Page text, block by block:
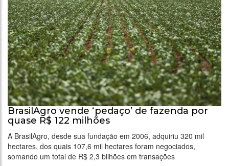
BrasilAgro vende ‘pedaço’ de fazenda por
quase R$ 122 milhões
A BrasilAgro, desde sua fundação em 2006, adquiriu 320 mil
hectares, dos quais 107,6 mil hectares foram negociados,
somando um total de R$ 2,3 bilhões em transações